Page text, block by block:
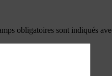
obligatoires sont indiqués